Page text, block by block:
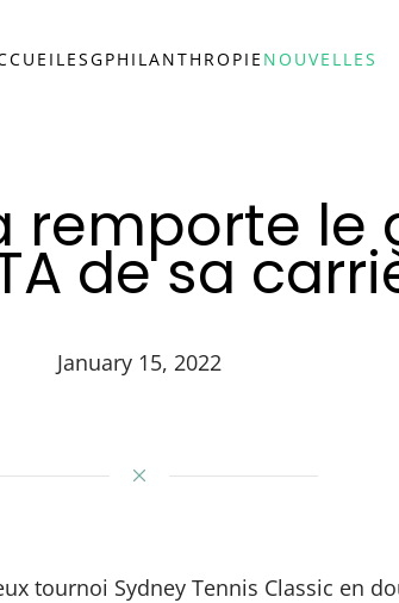
ESGPHILANTHROPIE NOUVELLES
remporte le
de sa
January 15, 2022
tournoi Sydney Tennis Classic en